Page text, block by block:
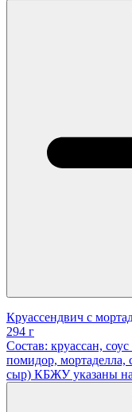
Круассендвич с
294 г
Состав: круассан,
помидор,
сыр) КБЖУ указаны на